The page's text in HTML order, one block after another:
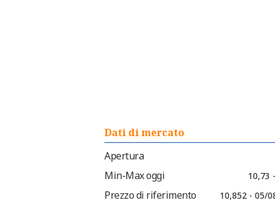
Dati di mercato
Apertura
Min-Max oggi
10,73
Prezzo di riferimento 10,852 - 05/